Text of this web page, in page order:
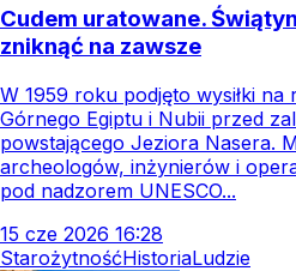
Cudem uratowane.
zniknąć na zawsze
W 1959 roku podjęto wysiłki
Górnego Egiptu i Nubii przed
powstającego Jeziora Nasera.
archeologów, inżynierów i
pod nadzorem UNESCO...
15 cze 2026 16:28
StarożytnośćHistoriaLudzie